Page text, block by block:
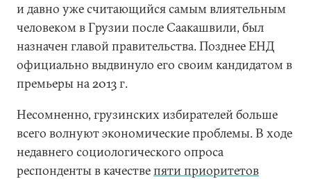
и давно уже считающийся самым влиятельным
человеком в Грузии после Саакашвили, был
назначен главой правительства. Позднее ЕНД
официально выдвинуло его своим кандидатом в
премьеры на 2013 г.
Несомненно, грузинских избирателей больше
всего волнуют экономические проблемы. В ходе
недавнего социологического опроса
респонденты в качествепяти приоритетов